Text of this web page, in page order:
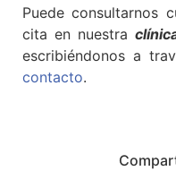
Puede consultarnos
cita en nuestra
escribiéndonos a
contacto.